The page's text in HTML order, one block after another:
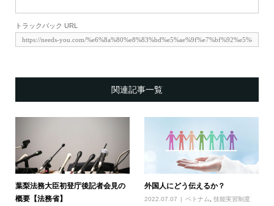
トラックバック URL
関連記事一覧
葉梨法務大臣初登庁後記者会見の
概要【法務省】
外国人にどう伝えるか？
2022.07.07 ベトナム,技能実習制度